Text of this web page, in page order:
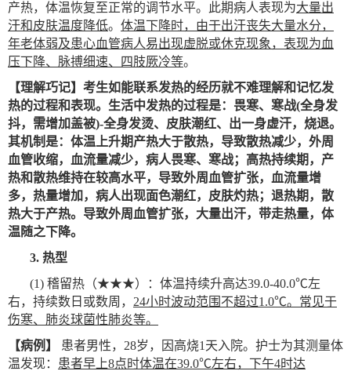
产热，体温恢复至正常的调节水平。此期病人表现为大量出
汗和皮肤温度降低。 体温下降时，由于出汗丧失大量水分，
年老体弱及患心血管病人易出现虚脱或休克现象，表现为血
压下降、脉搏细速、四肢厥冷等。
【理解巧记】 考生如能联系发热的经历就不难理解和记忆发
热的过程和表现。生活中发热的过程是：畏寒、寒战(全身发
抖，需增加盖被)-全身发烫、皮肤潮红、出一身虚汗，烧退。
其机制是：体温上升期产热大于散热，导致散热减少，外周
血管收缩，血流量减少，病人畏寒、寒战；高热持续期，产
热和散热维持在较高水平，导致外周血管扩张，血流量增
多，热量增加，病人出现面色潮红，皮肤灼热；退热期，散
热大于产热。导致外周血管扩张，大量出汗，带走热量，体
温随之下降。
3. 热型
(1) 稽留热（★★★）：体温持续升高达39.0-40.0℃左
右，持续数日或数周， 24小时波动范围不超过1.0℃。常见于
伤寒、肺炎球菌性肺炎等。
【病例】
患者男性，28岁，因高烧1天入院。护士为其测量体
温发现：
患者早上8点时体温在39.0℃左右，下午4时达